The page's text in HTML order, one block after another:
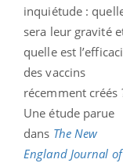
inquiétude :
sera leur gravité
quelle est
des vaccins
récemment créés
Une étude parue
dans The New
England Journal of